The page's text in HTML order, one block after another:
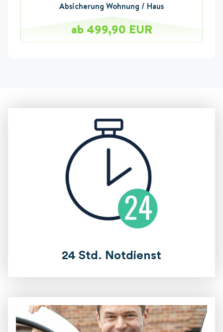
Absicherung Wohnung / Haus
ab 499,90 EUR
24 Std. Notdienst